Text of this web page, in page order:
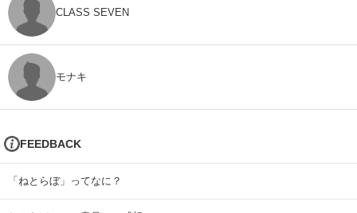
CLASS SEVEN
モナキ
FEEDBACK
「ねとらぼ」ってなに？